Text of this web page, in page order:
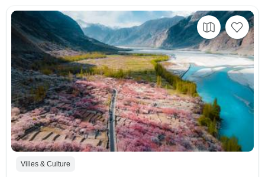
Villes & Culture